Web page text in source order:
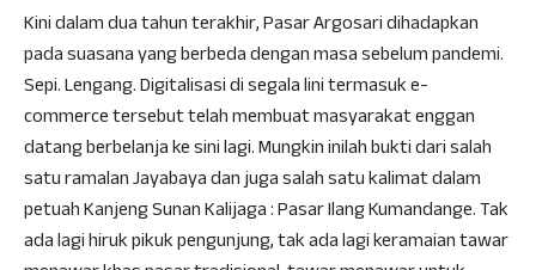
Kini dalam dua tahun terakhir, Pasar Argosari dihadapkan
pada suasana yang berbeda dengan masa sebelum pandemi.
Sepi. Lengang. Digitalisasi di segala lini termasuk e-
commerce tersebut telah membuat masyarakat enggan
datang berbelanja ke sini lagi. Mungkin inilah bukti dari salah
satu ramalan Jayabaya dan juga salah satu kalimat dalam
petuah Kanjeng Sunan Kalijaga : Pasar Ilang Kumandange. Tak
ada lagi hiruk pikuk pengunjung, tak ada lagi keramaian tawar